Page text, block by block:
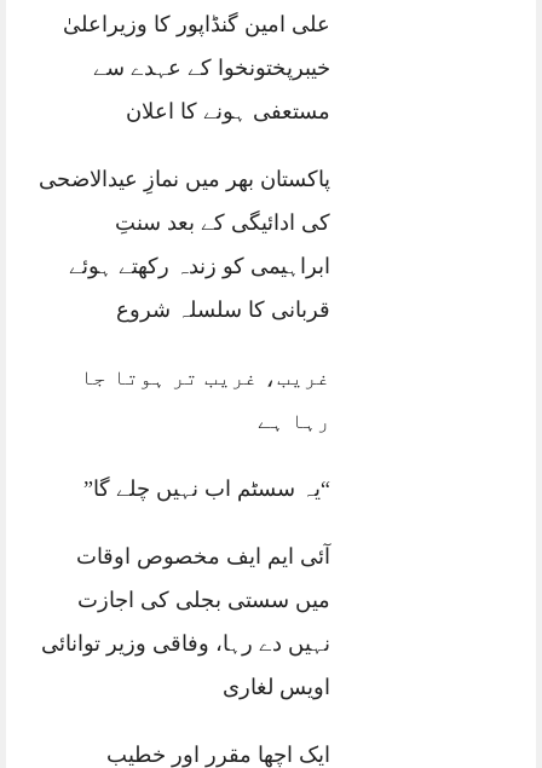
علی امین گنڈاپور کا وزیراعلیٰ
خیبرپختونخوا کے عہدے سے
مستعفی ہونے کا اعلان
پاکستان بھر میں نمازِ عیدالاضحی
کی ادائیگی کے بعد سنتِ
ابراہیمی کو زندہ رکھتے ہوئے
قربانی کا سلسلہ شروع
غریب، غریب تر ہوتا جا
رہا ہے
“یہ سسٹم اب نہیں چلے گا”
آئی ایم ایف مخصوص اوقات
میں سستی بجلی کی اجازت
نہیں دے رہا، وفاقی وزیر توانائی
اویس لغاری
ایک اچھا مقرر اور خطیب